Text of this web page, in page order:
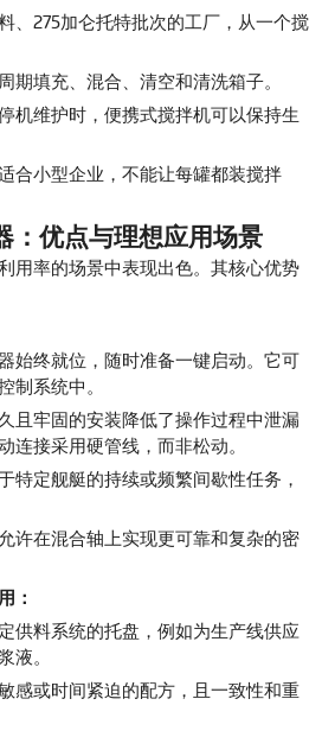
、275加仑托特批次的工厂，从一个搅
期填充、混合、清空和清洗箱子。
机维护时，便携式搅拌机可以保持生
合小型企业，不能让每罐都装搅拌
：优点与理想应用场景
用率的场景中表现出色。其核心优势
始终就位，随时准备一键启动。它可
制系统中。
且牢固的安装降低了操作过程中泄漏
连接采用硬管线，而非松动。
特定舰艇的持续或频繁间歇性任务，
许在混合轴上实现更可靠和复杂的密
：
供料系统的托盘，例如为生产线供应
液。
感或时间紧迫的配方，且一致性和重